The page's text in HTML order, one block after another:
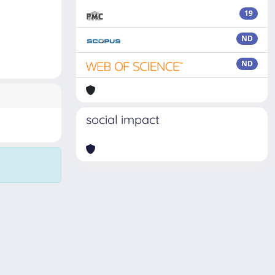
19
ND
ND
social impact